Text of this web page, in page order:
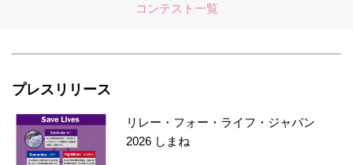
コンテスト一覧
プレスリリース
リレー・フォー・ライフ・ジャパン
2026 しまね